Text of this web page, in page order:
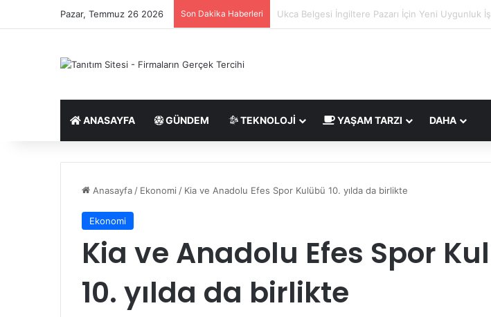
Pazar, Temmuz 26 2026 Son Dakika Haberleri Saç Ekimi Nedir ve Nasıl Yapılır? Murat Makascı
ANASAYFA GÜNDEM TEKNOLOJI YAŞAM TARZI DAHA
Anasayfa / Ekonomi / Kia ve Anadolu Efes Spor Kulübü 10. yılda da birlikte
Ekonomi
Kia ve Anadolu Efes Spor
10. yılda da birlikte